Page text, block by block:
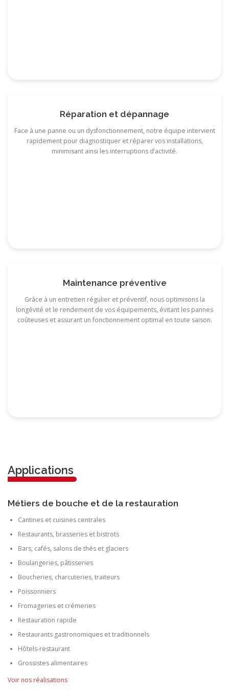
Réparation et dépannage
Face à une panne ou un dysfonctionnement, notre équipe intervient
rapidement pour diagnostiquer et réparer vos installations,
minimisant ainsi les interruptions d’activité.
Maintenance préventive
Grâce à un entretien régulier et préventif, nous optimisons la
longévité et le rendement de vos équipements, évitant les pannes
coûteuses et assurant un fonctionnement optimal en toute saison.
Applications
Métiers de bouche et de la restauration
Cantines et cuisines centrales
Restaurants, brasseries et bistrots
Bars, cafés, salons de thés et glaciers
Boulangeries, pâtisseries
Boucheries, charcuteries, traiteurs
Poissonniers
Fromageries et crémeries
Restauration rapide
Restaurants gastronomiques et traditionnels
Hôtels-restaurant
Grossistes alimentaires
Voir nos réalisations